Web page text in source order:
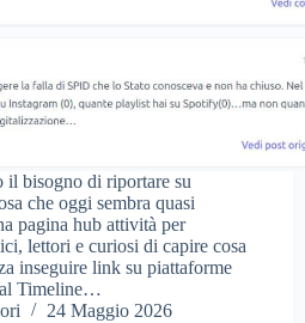
il bisogno di riportare su
che oggi sembra quasi
pagina hub attività per
lettori e curiosi di capire cosa
inseguire link su piattaforme
Timeline…
24 Maggio 2026